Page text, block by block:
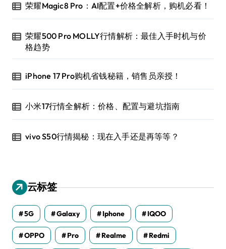
荣耀Magic8 Pro：AI配置+价格全解析，购机必看！
荣耀500 Pro MOLLY行情解析：最佳入手时机与价
格趋势
iPhone 17 Pro购机省钱秘籍，销售员亲授！
小米17行情全解析：价格、配置与避坑指南
vivo S50行情揭秘：现在入手还是再等等？
云标签
5G Galaxy Iphone IQOO
OPPO Pro Realme Redmi